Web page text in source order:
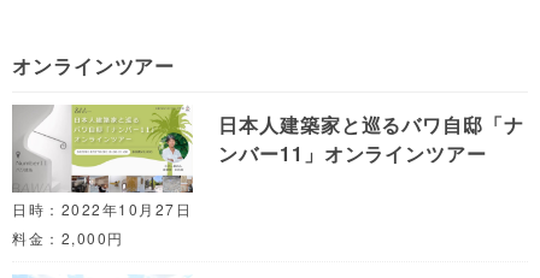
オンラインツアー
日本人建築家と巡るバワ自邸「ナ
ンバー11」オンラインツアー
日時：2022年10月27日
料金：2,000円